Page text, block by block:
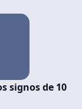
signos de 10